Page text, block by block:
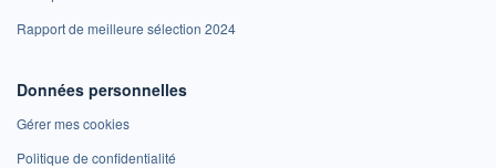
Rapport de meilleure sélection 2024
Données personnelles
Gérer mes cookies
Politique de confidentialité